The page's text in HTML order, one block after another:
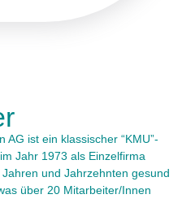
ist ein klassischer “KMU”-
Jahr 1973 als Einzelfirma
und Jahrzehnten gesund
über 20 Mitarbeiter/Innen